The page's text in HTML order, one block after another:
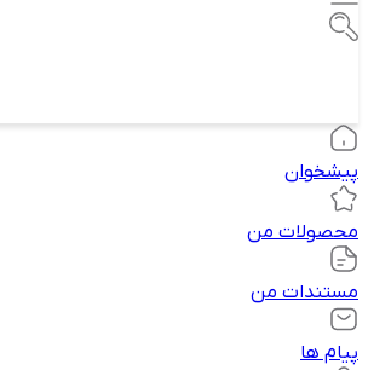
پیشخوان
محصولات من
مستندات من
پیام ها